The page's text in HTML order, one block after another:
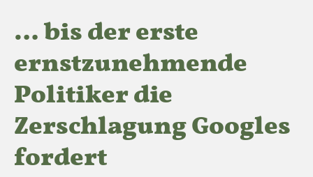
… bis der erste
ernstzunehmende
Politiker die
Zerschlagung Googles
fordert